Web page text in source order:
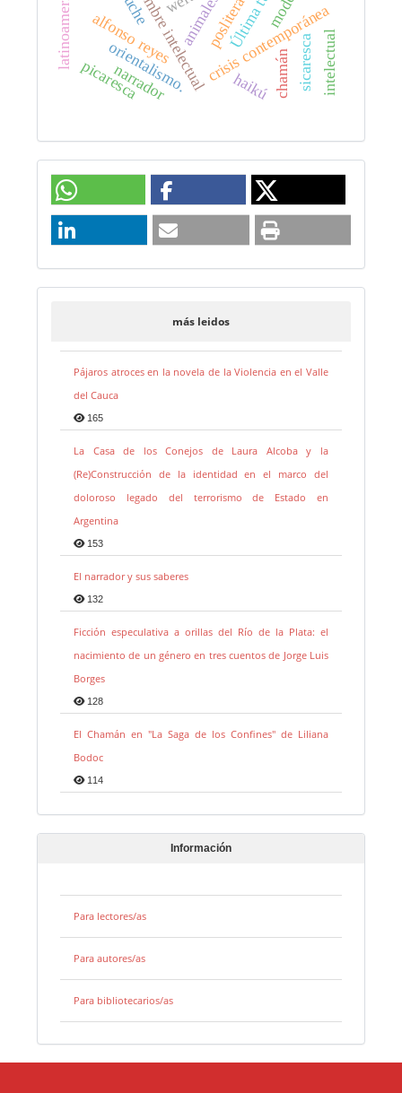
crisis contemporánea
alfonso reyes Última tule
orientalismo.
animales
haikú chamán
narrador sicaresca
picaresca intelectual
más leidos
Pájaros atroces en la novela de la Violencia en el Valle
del Cauca
165
La Casa de los Conejos de Laura Alcoba y la
(Re)Construcción de la identidad en el marco del
doloroso legado del terrorismo de Estado en
Argentina
153
El narrador y sus saberes
132
Ficción especulativa a orillas del Río de la Plata: el
nacimiento de un género en tres cuentos de Jorge Luis
Borges
128
El Chamán en "La Saga de los Confines" de Liliana
Bodoc
114
Información
Para lectores/as
Para autores/as
Para bibliotecarios/as